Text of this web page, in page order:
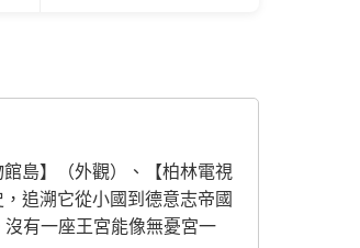
島】（外觀）、【柏林電視
追溯它從小國到德意志帝國
有一座王宮能像無憂宮一